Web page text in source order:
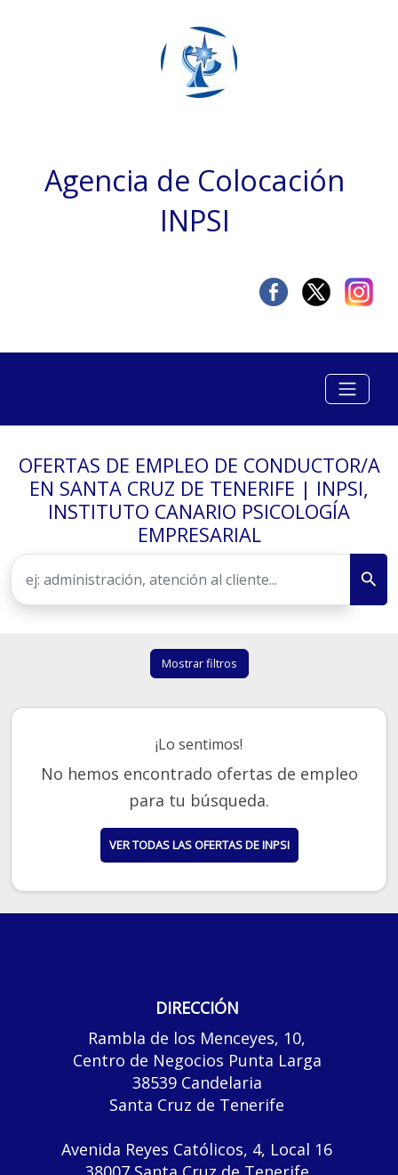
Agencia de Colocación
INPSI
OFERTAS DE EMPLEO DE CONDUCTOR/A
EN SANTA CRUZ DE TENERIFE | INPSI,
INSTITUTO CANARIO PSICOLOGÍA
EMPRESARIAL
Mostrar filtros
¡Lo sentimos!
No hemos encontrado ofertas de empleo
para tu búsqueda.
VER TODAS LAS OFERTAS DE INPSI
DIRECCIÓN
Rambla de los Menceyes, 10,
Centro de Negocios Punta Larga
38539 Candelaria
Santa Cruz de Tenerife
Avenida Reyes Católicos, 4, Local 16